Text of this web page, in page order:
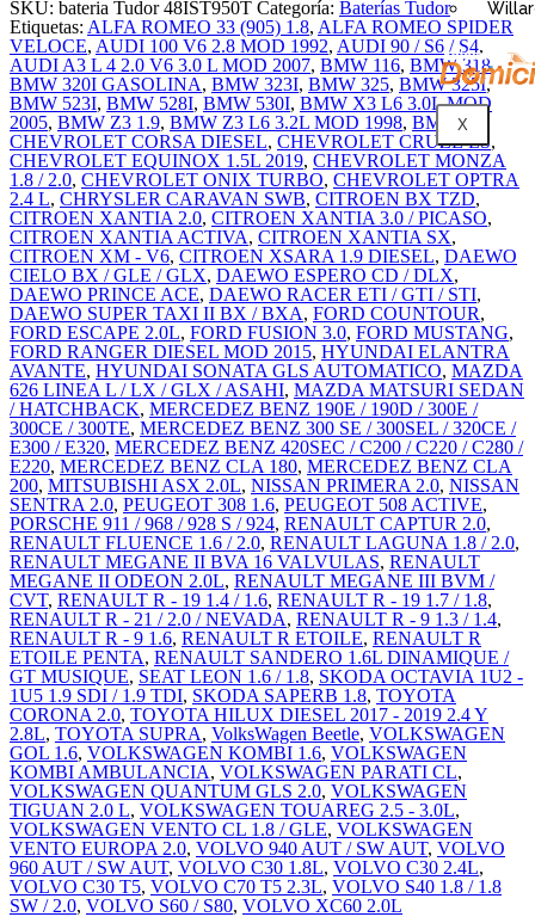
X
SKU: bateria Tudor 48IST950T Categoría: Baterías Tudor
Etiquetas: ALFA ROMEO 33 (905) 1.8, ALFA ROMEO SPIDER
VELOCE, AUDI 100 V6 2.8 MOD 1992, AUDI 90 / S6 / S4,
AUDI A3 L 4 2.0 V6 3.0 L MOD 2007, BMW 116, BMW 318,
BMW 320I GASOLINA, BMW 323I, BMW 325, BMW 325I,
BMW 523I, BMW 528I, BMW 530I, BMW X3 L6 3.0L MOD
2005, BMW Z3 1.9, BMW Z3 L6 3.2L MOD 1998, BMW Z4
CHEVROLET CORSA DIESEL, CHEVROLET CRUZE LS,
CHEVROLET EQUINOX 1.5L 2019, CHEVROLET MONZA
1.8 / 2.0, CHEVROLET ONIX TURBO, CHEVROLET OPTRA
2.4 L, CHRYSLER CARAVAN SWB, CITROEN BX TZD,
CITROEN XANTIA 2.0, CITROEN XANTIA 3.0 / PICASO,
CITROEN XANTIA ACTIVA, CITROEN XANTIA SX,
CITROEN XM - V6, CITROEN XSARA 1.9 DIESEL, DAEWO
CIELO BX / GLE / GLX, DAEWO ESPERO CD / DLX,
DAEWO PRINCE ACE, DAEWO RACER ETI / GTI / STI,
DAEWO SUPER TAXI II BX / BXA, FORD COUNTOUR,
FORD ESCAPE 2.0L, FORD FUSION 3.0, FORD MUSTANG,
FORD RANGER DIESEL MOD 2015, HYUNDAI ELANTRA
AVANTE, HYUNDAI SONATA GLS AUTOMATICO, MAZDA
626 LINEA L / LX / GLX / ASAHI, MAZDA MATSURI SEDAN
/ HATCHBACK, MERCEDEZ BENZ 190E / 190D / 300E /
300CE / 300TE, MERCEDEZ BENZ 300 SE / 300SEL / 320CE /
E300 / E320, MERCEDEZ BENZ 420SEC / C200 / C220 / C280 /
E220, MERCEDEZ BENZ CLA 180, MERCEDEZ BENZ CLA
200, MITSUBISHI ASX 2.0L, NISSAN PRIMERA 2.0, NISSAN
SENTRA 2.0, PEUGEOT 308 1.6, PEUGEOT 508 ACTIVE,
PORSCHE 911 / 968 / 928 S / 924, RENAULT CAPTUR 2.0,
RENAULT FLUENCE 1.6 / 2.0, RENAULT LAGUNA 1.8 / 2.0,
RENAULT MEGANE II BVA 16 VALVULAS, RENAULT
MEGANE II ODEON 2.0L, RENAULT MEGANE III BVM /
CVT, RENAULT R - 19 1.4 / 1.6, RENAULT R - 19 1.7 / 1.8,
RENAULT R - 21 / 2.0 / NEVADA, RENAULT R - 9 1.3 / 1.4,
RENAULT R - 9 1.6, RENAULT R ETOILE, RENAULT R
ETOILE PENTA, RENAULT SANDERO 1.6L DINAMIQUE /
GT MUSIQUE, SEAT LEON 1.6 / 1.8, SKODA OCTAVIA 1U2 -
1U5 1.9 SDI / 1.9 TDI, SKODA SAPERB 1.8, TOYOTA
CORONA 2.0, TOYOTA HILUX DIESEL 2017 - 2019 2.4 Y
2.8L, TOYOTA SUPRA, VolksWagen Beetle, VOLKSWAGEN
GOL 1.6, VOLKSWAGEN KOMBI 1.6, VOLKSWAGEN
KOMBI AMBULANCIA, VOLKSWAGEN PARATI CL,
VOLKSWAGEN QUANTUM GLS 2.0, VOLKSWAGEN
TIGUAN 2.0 L, VOLKSWAGEN TOUAREG 2.5 - 3.0L,
VOLKSWAGEN VENTO CL 1.8 / GLE, VOLKSWAGEN
VENTO EUROPA 2.0, VOLVO 940 AUT / SW AUT, VOLVO
960 AUT / SW AUT, VOLVO C30 1.8L, VOLVO C30 2.4L,
VOLVO C30 T5, VOLVO C70 T5 2.3L, VOLVO S40 1.8 / 1.8
SW / 2.0, VOLVO S60 / S80, VOLVO XC60 2.0L